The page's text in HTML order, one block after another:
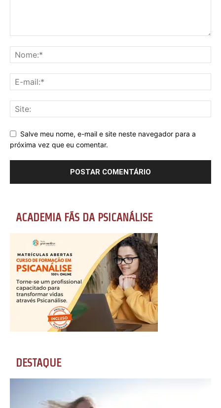
Salve meu nome, e-mail e site neste navegador para a
próxima vez que eu comentar.
ACADEMIA FÃS DA PSICANÁLISE
DESTAQUE